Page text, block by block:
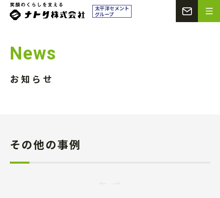
ナトリ株式会社
太平洋セメント
グループ
News
お知らせ
その他の事例